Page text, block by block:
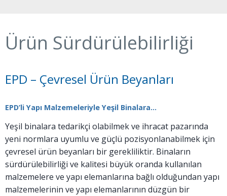
Ürün Sürdürülebilirliği
EPD – Çevresel Ürün Beyanları
EPD’li Yapı Malzemeleriyle Yeşil Binalara…
Yeşil binalara tedarikçi olabilmek ve ihracat pazarında
yeni normlara uyumlu ve güçlü pozisyonlanabilmek için
çevresel ürün beyanları bir gerekliliktir. Binaların
sürdürülebilirliği ve kalitesi büyük oranda kullanılan
malzemelere ve yapı elemanlarına bağlı olduğundan yapı
malzemelerinin ve yapı elemanlarının düzgün bir